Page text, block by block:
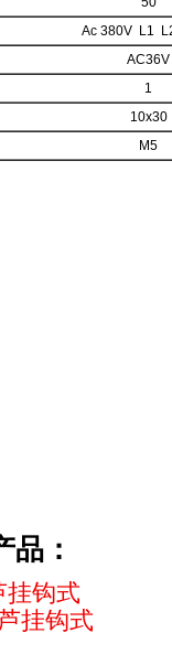
Ac 380V L1
AC36V
1
10x30
M5
品：
挂钩式
挂钩式